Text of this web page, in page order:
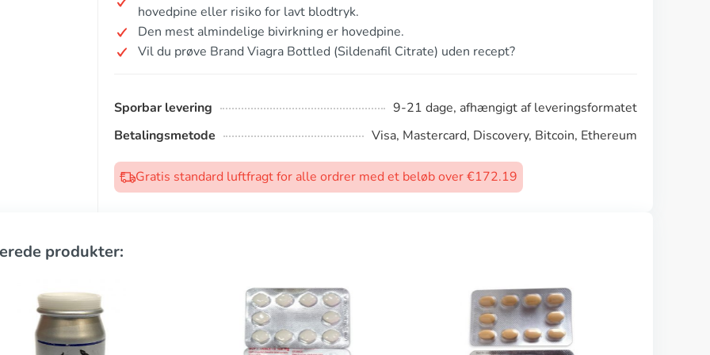
hovedpine eller risiko for lavt blodtryk.
Den mest almindelige bivirkning er hovedpine.
Vil du prøve Brand Viagra Bottled (Sildenafil Citrate) uden recept?
Sporbar levering
9-21 dage, afhængigt af leveringsformatet
Betalingsmetode
Visa, Mastercard, Discovery, Bitcoin, Ethereum
Gratis standard luftfragt for alle ordrer med et beløb over €172.19
produkter: